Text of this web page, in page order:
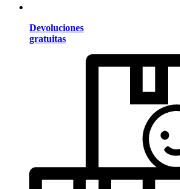
Devoluciones
gratuitas